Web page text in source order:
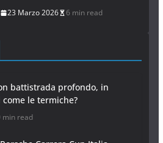
23 Marzo 2026 6 min read
battistrada profondo, in
le termiche?
min read